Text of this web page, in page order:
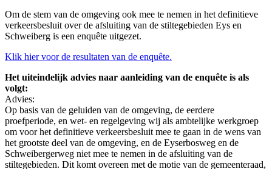
Om de stem van de omgeving ook mee te nemen in het definitieve
verkeersbesluit over de afsluiting van de stiltegebieden Eys en
Schweiberg is een enquête uitgezet.
Klik hier voor de resultaten van de enquête.
Het uiteindelijk advies naar aanleiding van de enquête is als
volgt:
Advies:
Op basis van de geluiden van de omgeving, de eerdere
proefperiode, en wet- en regelgeving wij als ambtelijke werkgroep
om voor het definitieve verkeersbesluit mee te gaan in de wens van
het grootste deel van de omgeving, en de Eyserbosweg en de
Schweibergerweg niet mee te nemen in de afsluiting van de
stiltegebieden. Dit komt overeen met de motie van de gemeenteraad,